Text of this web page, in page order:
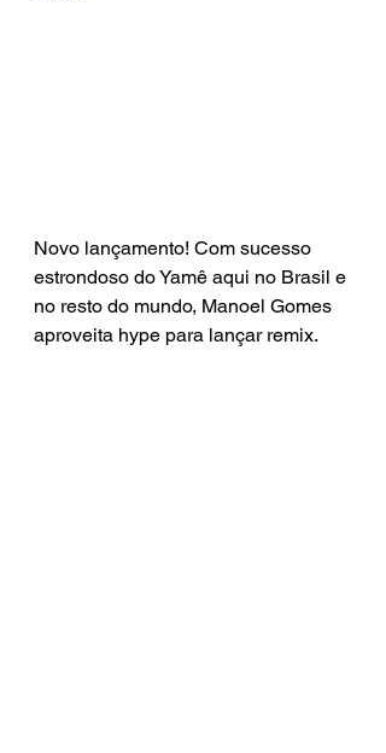
Novo lançamento! Com sucesso
estrondoso do Yamê aqui no Brasil e
no resto do mundo, Manoel Gomes
aproveita hype para lançar remix.